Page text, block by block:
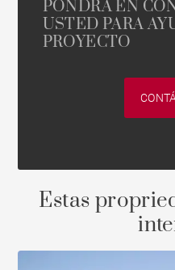
PONDRÁ EN
USTED PARA
PROYECTO
Estas